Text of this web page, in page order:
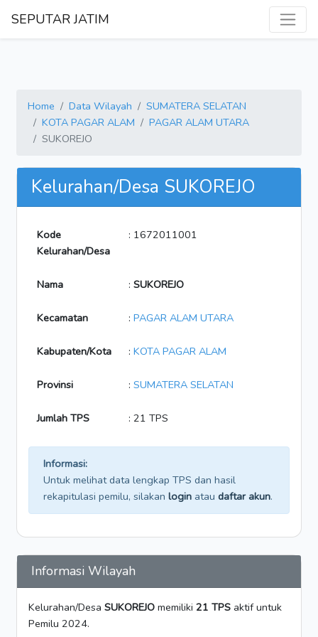
SEPUTAR JATIM
Home Data Wilayah
SUMATERA SELATAN
KOTA PAGAR ALAM
PAGAR ALAM UTARA
SUKOREJO
Kelurahan/Desa SUKOREJO
Kode
Kelurahan/Desa
: 1672011001
Nama : SUKOREJO
Kecamatan : PAGAR ALAM UTARA
Kabupaten/Kota : KOTA PAGAR ALAM
Provinsi : SUMATERA SELATAN
Jumlah TPS : 21 TPS
Informasi:
Untuk melihat data lengkap TPS dan hasil
rekapitulasi pemilu, silakan login atau daftar akun.
Informasi Wilayah
Kelurahan/Desa SUKOREJO memiliki 21 TPS aktif untuk
Pemilu 2024.